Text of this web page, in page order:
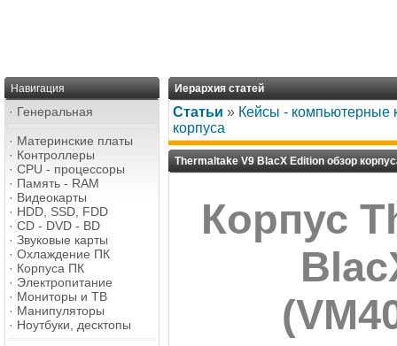
Навигация
· Генеральная
· Материнские платы
· Контроллеры
· CPU - процессоры
· Память - RAM
· Видеокарты
· HDD, SSD, FDD
· CD - DVD - BD
· Звуковые карты
· Охлаждение ПК
· Корпуса ПК
· Электропитание
· Мониторы и ТВ
· Манипуляторы
· Ноутбуки, десктопы
Иерархия статей
Статьи » Кейсы - компьютерные
корпуса
Thermaltake V9 BlacX Edition обзор
Корпус